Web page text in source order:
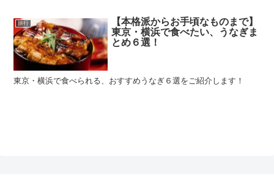
旅行
【本格派からお手頃なものまで】
東京・横浜で食べたい、うなぎま
とめ６選！
東京・横浜で食べられる、おすすめうなぎ６選をご紹介します！